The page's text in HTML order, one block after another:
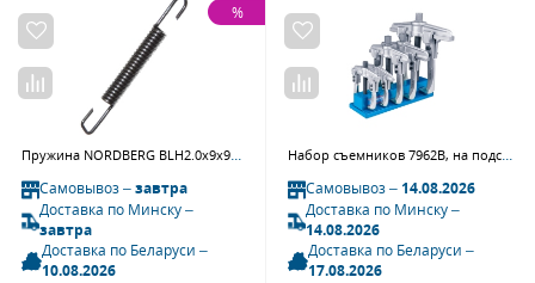
%
Самовывоз –завтра
Доставка по Минску –
завтра
Доставка по Беларуси –
10.08.2026
Самовывоз –14.08.2026
Доставка по Минску –
14.08.2026
Доставка по Беларуси –
17.08.2026